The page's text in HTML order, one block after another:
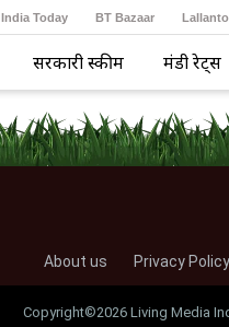
India Today BT Bazaar
सरकारी स्कीम मंडी रेट्स
About us Privacy Policy
Copyright©2026 Living Media